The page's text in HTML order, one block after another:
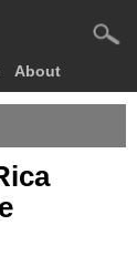
About